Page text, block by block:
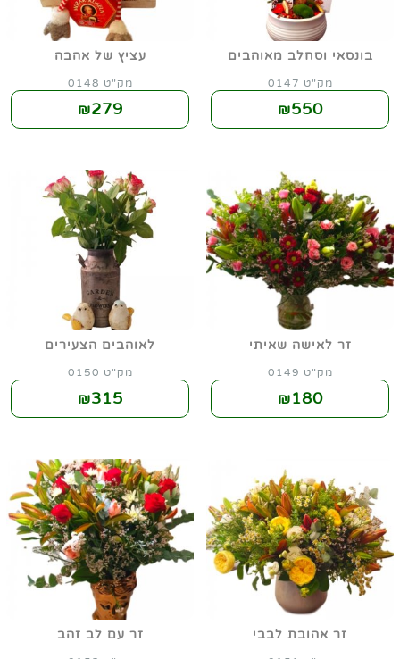
בונסאי וסחלב מאוהבים
מק"ט 0147
₪550
עציץ של אהבה
מק"ט 0148
₪279
זר לאישה שאיתי
מק"ט 0149
₪180
לאוהבים הצעירים
מק"ט 0150
₪315
זר אהובת לבבי זר עם לב זהב